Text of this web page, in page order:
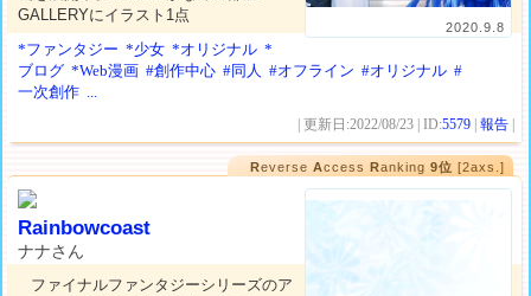
2020.9.8
GALLERYにイラスト1点
*ファンタジー *少女 *オリジナル *
ブログ *Web漫画 #創作中心 #同人 #オフライン #オリジナル #
一次創作 ...
| 更新日:2022/08/23 | ID:5579 |報告
ReverseAccessRanking9位 [2axs.]
Rainbowcoast
ナナさん
ファイナルファンタジーシリーズのア